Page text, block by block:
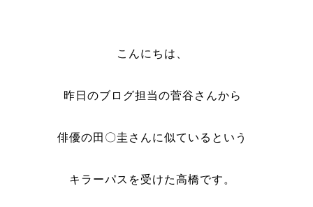
こんにちは、
昨日のブログ担当の菅谷さんから
俳優の田〇圭さんに似ているという
キラーパスを受けた高橋です。